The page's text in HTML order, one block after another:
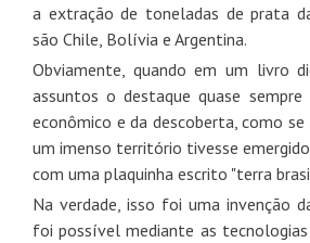
a extração de toneladas de prata
são Chile, Bolívia e Argentina.
Obviamente, quando em um livro
assuntos o destaque quase
econômico e da descoberta, como
um imenso território tivesse
com uma plaquinha escrito "terra
Na verdade, isso foi uma invenção
foi possível mediante as